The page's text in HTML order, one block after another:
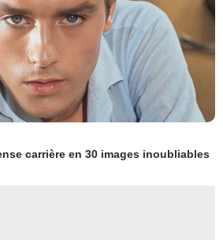
carrière en 30 images inoubliables